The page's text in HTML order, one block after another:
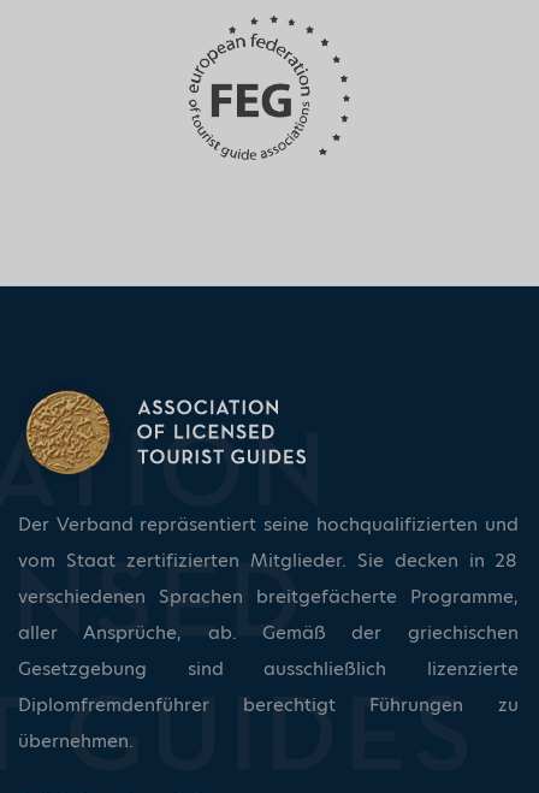
Der Verband repräsentiert seine hochqualifizierten und
vom Staat zertifizierten Mitglieder. Sie decken in 28
verschiedenen Sprachen breitgefächerte Programme,
aller Ansprüche, ab. Gemäß der griechischen
Gesetzgebung sind ausschließlich lizenzierte
Diplomfremdenführer berechtigt Führungen zu
übernehmen.